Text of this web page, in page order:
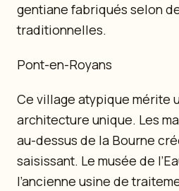
gentiane fabriqués selon
traditionnelles.
Pont-en-Royans
Ce village atypique mérite
architecture unique. Les
au-dessus de la Bourne
saisissant. Le musée de
l’ancienne usine de